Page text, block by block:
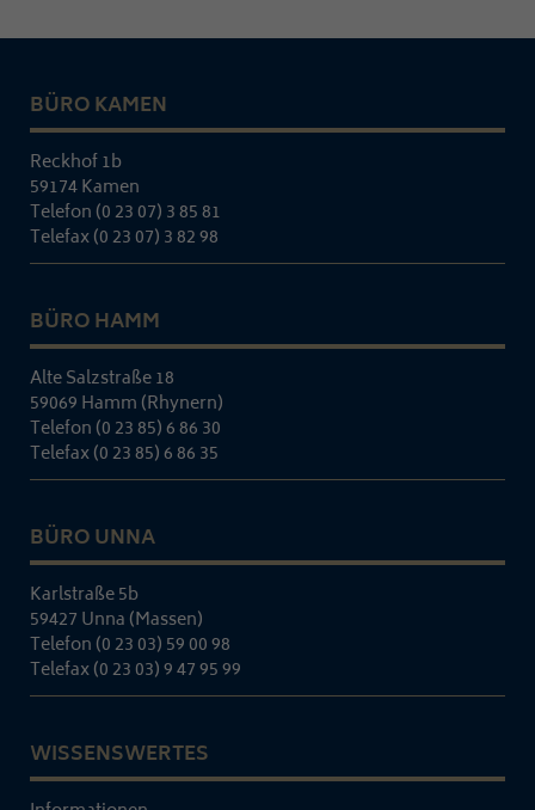
BÜRO KAMEN
Reckhof 1b
59174 Kamen
Telefon (0 23 07) 3 85 81
Telefax (0 23 07) 3 82 98
BÜRO HAMM
Alte Salzstraße 18
59069 Hamm (Rhynern)
Telefon (0 23 85) 6 86 30
Telefax (0 23 85) 6 86 35
BÜRO UNNA
Karlstraße 5b
59427 Unna (Massen)
Telefon (0 23 03) 59 00 98
Telefax (0 23 03) 9 47 95 99
WISSENSWERTES